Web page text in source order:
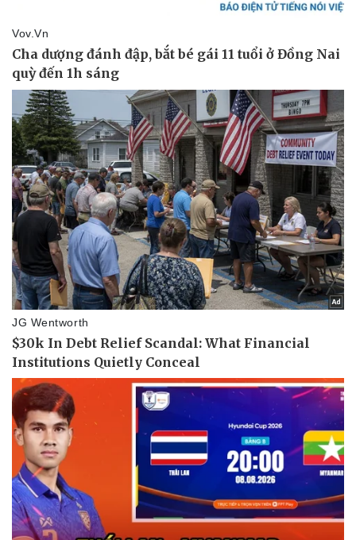
Thể thao
Bóng đá
Lịch thi đấu bóng đá
Thế giới thể thao
eSports
Hậu trường
Ô tô - Xe máy
Ô tô
Xe máy
Tư vấn